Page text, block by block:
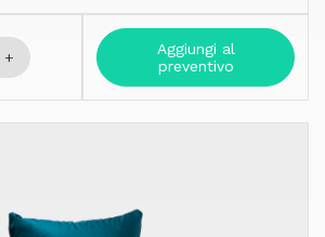
+
Aggiungi al
preventivo